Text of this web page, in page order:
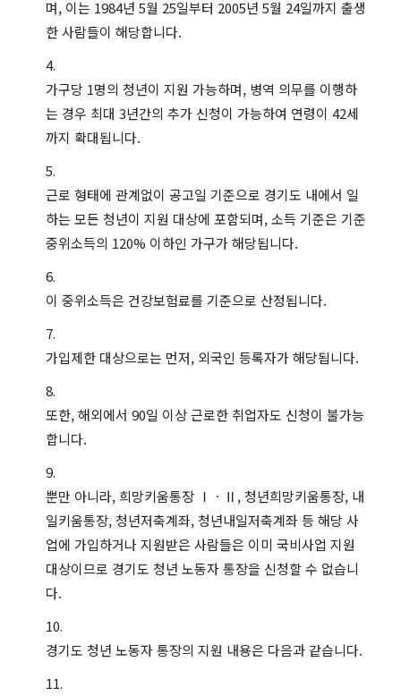
며, 이는 1984년 5월 25일부터 2005년 5월 24일까지 출생
한 사람들이 해당합니다.
가구당 1명의 청년이 지원 가능하며, 병역 의무를 이행하
는 경우 최대 3년간의 추가 신청이 가능하여 연령이 42세
까지 확대됩니다.
근로 형태에 관계없이 공고일 기준으로 경기도 내에서 일
하는 모든 청년이 지원 대상에 포함되며, 소득 기준은 기준
중위소득의 120% 이하인 가구가 해당됩니다.
이 중위소득은 건강보험료를 기준으로 산정됩니다.
가입제한 대상으로는 먼저, 외국인 등록자가 해당됩니다.
또한, 해외에서 90일 이상 근로한 취업자도 신청이 불가능
합니다.
뿐만 아니라, 희망키움통장 ⅠㆍⅡ, 청년희망키움통장, 내
일키움통장, 청년저축계좌, 청년내일저축계좌 등 해당 사
업에 가입하거나 지원받은 사람들은 이미 국비사업 지원
대상이므로 경기도 청년 노동자 통장을 신청할 수 없습니
다.
경기도 청년 노동자 통장의 지원 내용은 다음과 같습니다.